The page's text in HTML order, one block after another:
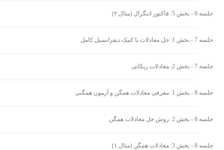
جلسه 6 - بخش 5: فاکتور انتگرال (مثال ۲)
جلسه 7 - بخش 1: حل معادلات با کمک دیفرانسیل کامل
جلسه 7 - بخش 2: معادلات ریکاتی
جلسه 8 - بخش 1: معرفی معادلات همگن و آزمون همگنی
جلسه 8 - بخش 2: روش حل معادلات همگن
جلسه 8 - بخش 3: معادلات همگن (مثال ۱)